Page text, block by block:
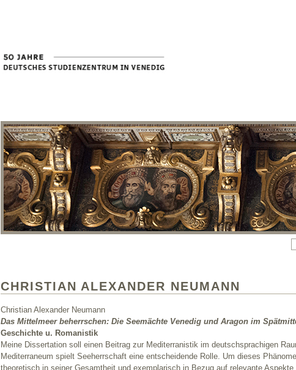
CHRISTIAN ALEXANDER NEUMANN
Christian Alexander Neumann
Das Mittelmeer beherrschen: Die Seemächte Venedig und Aragon im
Geschichte u. Romanistik
Meine Dissertation soll einen Beitrag zur Mediterranistik im deutschsprachigen
Mediterraneum spielt Seeherrschaft eine entscheidende Rolle. Um dieses
theoretisch in seiner Gesamtheit und exemplarisch in Bezug auf relevante Aspekte